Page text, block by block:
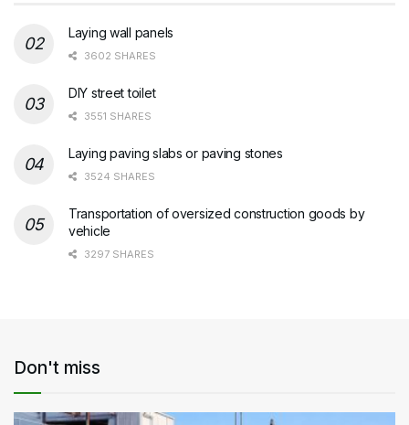
Laying wall panels
3602 SHARES
DIY street toilet
3551 SHARES
Laying paving slabs or paving stones
3524 SHARES
Transportation of oversized construction goods by
vehicle
3297 SHARES
Don't miss